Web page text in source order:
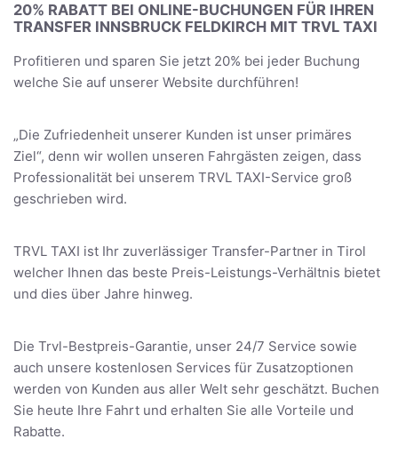
20% RABATT BEI ONLINE-BUCHUNGEN FÜR IHREN
TRANSFER INNSBRUCK FELDKIRCH MIT TRVL TAXI
Profitieren und sparen Sie jetzt 20% bei jeder Buchung
welche Sie auf unserer Website durchführen!
„Die Zufriedenheit unserer Kunden ist unser primäres
Ziel“, denn wir wollen unseren Fahrgästen zeigen, dass
Professionalität bei unserem TRVL TAXI-Service groß
geschrieben wird.
TRVL TAXI ist Ihr zuverlässiger Transfer-Partner in Tirol
welcher Ihnen das beste Preis-Leistungs-Verhältnis bietet
und dies über Jahre hinweg.
Die Trvl-Bestpreis-Garantie, unser 24/7 Service sowie
auch unsere kostenlosen Services für Zusatzoptionen
werden von Kunden aus aller Welt sehr geschätzt. Buchen
Sie heute Ihre Fahrt und erhalten Sie alle Vorteile und
Rabatte.